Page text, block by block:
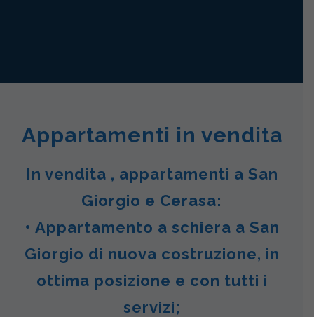
Appartamenti in vendita
In vendita , appartamenti a San
Giorgio e Cerasa:
• Appartamento a schiera a San
Giorgio di nuova costruzione, in
ottima posizione e con tutti i
servizi;